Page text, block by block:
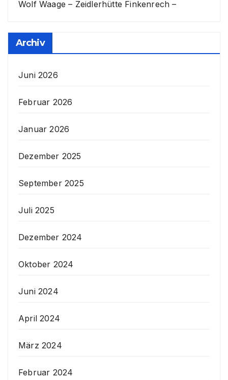
Wolf Waage – Zeidlerhütte Finkenrech –
Archiv
Juni 2026
Februar 2026
Januar 2026
Dezember 2025
September 2025
Juli 2025
Dezember 2024
Oktober 2024
Juni 2024
April 2024
März 2024
Februar 2024